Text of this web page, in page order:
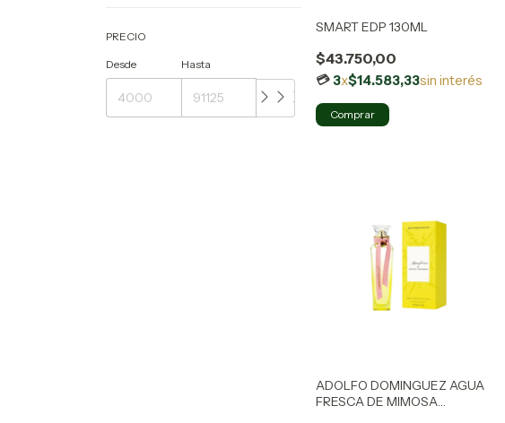
PRECIO
Desde Hasta
SMART EDP 130ML
$43.750,00
3x$14.583,33sin interés
ADOLFO DOMINGUEZ AGUA
FRESCA DE MIMOSA